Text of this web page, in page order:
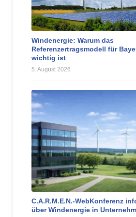
Windenergie: Warum das
Referenzertragsmodell für
wichtig ist
5. August 2026
C.A.R.M.E.N.-WebKonferenz
über Windenergie in